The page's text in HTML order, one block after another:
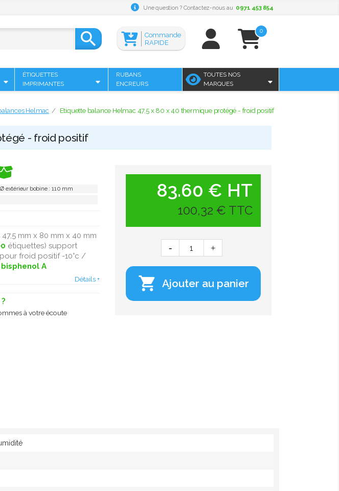
Une question ? Contactez-nous au 0971 453 854
 0
Commande
RAPIDE
ÉTIQUETTES
IMPRIMANTES
RUBANS
ENCREURS
TOUTES NOS
MARQUES
Helmac Etiquette balance Helmac 47,5 x 80 x 40 thermique protégé - froid positif
- froid positif
Ø extérieur bobine : 110 mm
mm x 80 mm x 40 mm
étiquettes) support
froid positif -10°c /
A
Détails +
à votre écoute
83.60 € HT
100,32 € TTC
 Ajouter au panier